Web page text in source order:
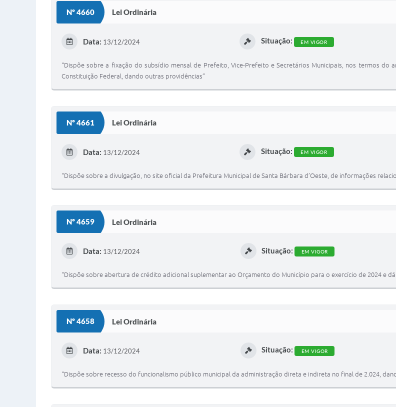
Nº 4660 Lei Ordinária
Data: 13/12/2024 Situação: EM VIGOR
“Dispõe sobre a fixação do subsídio mensal de Prefeito, Vice-Prefeito e Secretários Municipais, nos termos do
Constituição Federal, dando outras providências”
Nº 4661 Lei Ordinária
Data: 13/12/2024 Situação: EM VIGOR
“Dispõe sobre a divulgação, no site oficial da Prefeitura Municipal de Santa Bárbara d’Oeste, de informações
Nº 4659 Lei Ordinária
Data: 13/12/2024 Situação: EM VIGOR
“Dispõe sobre abertura de crédito adicional suplementar ao Orçamento do Município para o exercício de 2024 e
Nº 4658 Lei Ordinária
Data: 13/12/2024 Situação: EM VIGOR
“Dispõe sobre recesso do funcionalismo público municipal da administração direta e indireta no final de 2.024,